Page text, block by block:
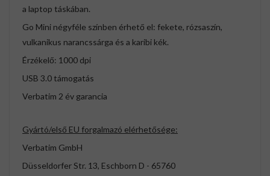
a laptop táskában.
Go Mini négyféle színben érhető el: fekete, rózsaszín,
vulkanikus narancssárga és a karibi kék.
Érzékelő: 1000 dpi
USB 3.0 támogatás
Verbatim 2 év garancia
Gyártó/első EU forgalmazó elérhetősége:
Verbatim GmbH
Düsseldorfer Str. 13, Eschborn D - 65760